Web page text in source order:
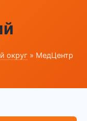
округ » МедЦентр